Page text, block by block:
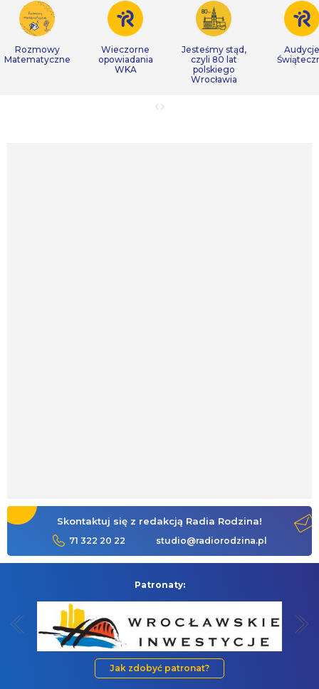
Rozmowy
Matematyczne
Wieczorne
opowiadania
WKA
Jesteśmy stąd,
czyli 80 lat
polskiego
Wrocławia
Audycje
Skontaktuj się z redakcją Radia Rodzina!
71 322 20 22 studio@radiorodzina.pl
Patronaty:
Jak zdobyć patronat?